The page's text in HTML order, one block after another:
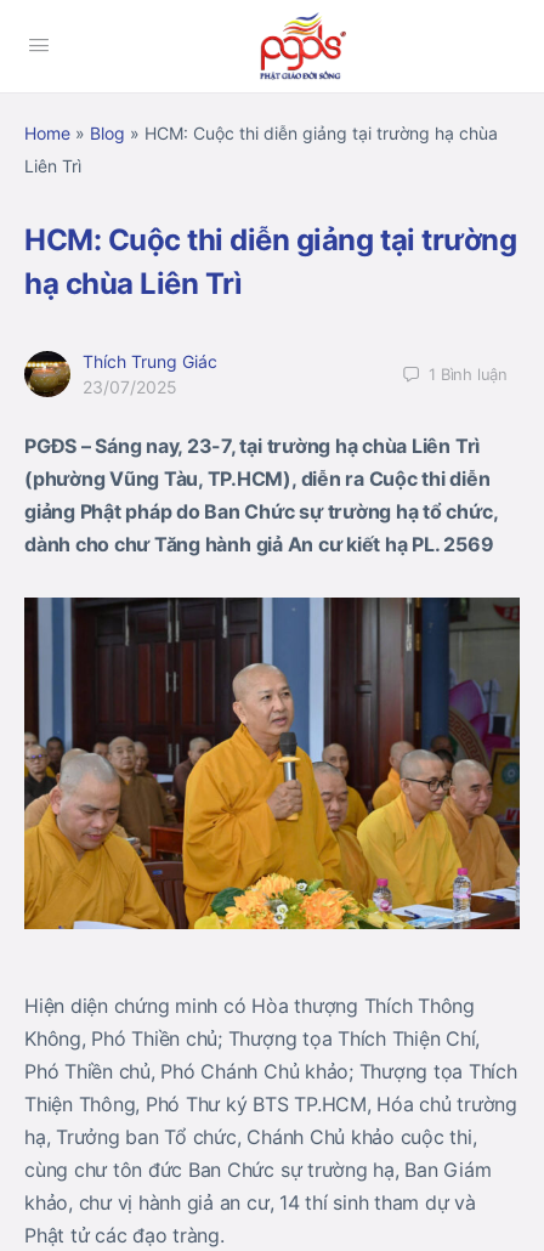
Home » Blog » HCM: Cuộc thi diễn giảng tại trường hạ chùa
Liên Trì
HCM: Cuộc thi diễn giảng tại trường
hạ chùa Liên Trì
Thích Trung Giác
23/07/2025
1 Bình luận
PGĐS – Sáng nay, 23-7, tại trường hạ chùa Liên Trì
(phường Vũng Tàu, TP.HCM), diễn ra Cuộcthi diễn
giảng Phật phápdo Ban Chức sự trường hạtổ chức,
dành cho chưTăng hành giả An cư kiết hạ PL.2569
Hiện diện chứng minh có Hòa thượng Thích Thông
Không, Phó Thiền chủ; Thượng tọa Thích Thiện Chí,
Phó Thiền chủ, Phó Chánh Chủ khảo; Thượng tọa Thích
Thiện Thông, Phó Thư ký BTS TP.HCM, Hóa chủ trường
hạ, Trưởng ban Tổ chức, Chánh Chủ khảo cuộc thi,
cùng chư tôn đức Ban Chức sự trường hạ, Ban Giám
khảo, chư vị hành giả an cư, 14 thí sinh tham dự và
Phật tử các đạo tràng.